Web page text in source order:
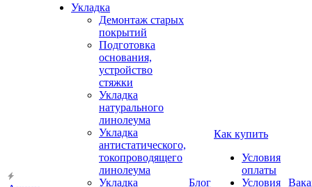
Укладка
Демонтаж старых
покрытий
Подготовка
основания,
устройство
стяжки
Укладка
натурального
линолеума
Укладка
антистатического,
токопроводящего
линолеума
Укладка
Блог
Как купить
Условия
оплаты
Условия